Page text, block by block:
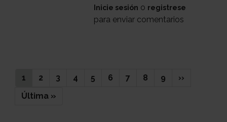
Estoy
desesperada
Inicie sesión o registrese
para enviar comentarios
Página
actual
1 Page
2 Page
3 Page
4 Page
5 Page
6 Page
7 Page
8 Page
9
Siguiente
››
Última
Última »